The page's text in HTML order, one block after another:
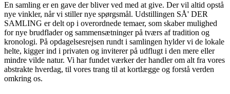
En samling er en gave der bliver ved med at give. Der vil altid opstå
nye vinkler, når vi stiller nye spørgsmål. Udstillingen SÅ' DER
SAMLING er delt op i overordnede temaer, som skaber mulighed
for nye brudflader og sammensætninger på tværs af tradition og
kronologi. På opdagelsesrejsen rundt i samlingen hylder vi de lokale
helte, kigger ind i privaten og inviterer på udflugt i den mere eller
mindre vilde natur. Vi har fundet værker der handler om alt fra vores
abstrakte hverdag, til vores trang til at kortlægge og forstå verden
omkring os.